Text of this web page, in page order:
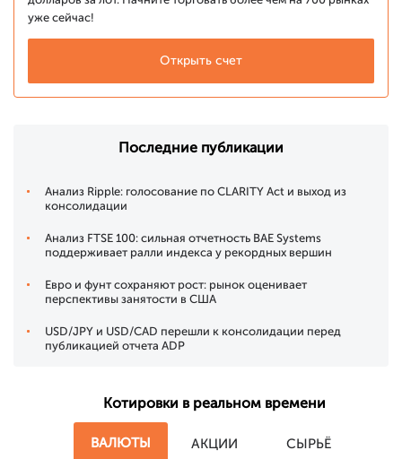
уже сейчас!
Открыть счет
Последние публикации
Анализ Ripple: голосование по CLARITY Act и выход из
консолидации
Анализ FTSE 100: сильная отчетность BAE Systems
поддерживает ралли индекса у рекордных вершин
Евро и фунт сохраняют рост: рынок оценивает
перспективы занятости в США
USD/JPY и USD/CAD перешли к консолидации перед
публикацией отчета ADP
Котировки в реальном времени
ВАЛЮТЫ АКЦИИ СЫРЬЁ